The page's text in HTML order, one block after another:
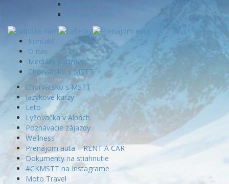
Rimske Terme
Kontakt
O nás
Mediálni partneri
Chorvátsko s MSTT
Chorvátsko s MSTT
Jazykové kurzy
Leto
Lyžovačka v Alpách
Poznávacie zájazdy
Wellness
Prenájom auta – RENT A CAR
Dokumenty na stiahnutie
#CKMSTT na Instagrame
Moto Travel